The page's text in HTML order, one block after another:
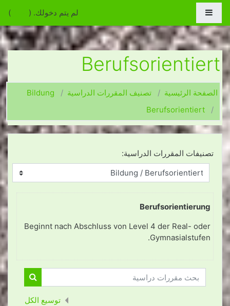
تجاوز إلى المحتوى الرئيسي
لم يتم دخولك. ( )
Berufsorientiert
الصفحة الرئيسية تصنيف المقررات الدراسية
Bildung
Berufsorientiert
تصنيفات المقررات الدراسية:
Berufsorientierung
Beginnt nach Abschluss von Level 4 der Real- oder
Gymnasialstufen.
بحث مقررات دراسية
بحث
توسيع الكل